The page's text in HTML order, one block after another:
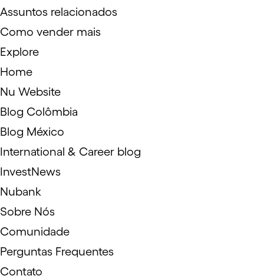
Assuntos relacionados
Como vender mais
Explore
Home
Nu Website
Blog Colômbia
Blog México
International & Career blog
InvestNews
Nubank
Sobre Nós
Comunidade
Perguntas Frequentes
Contato